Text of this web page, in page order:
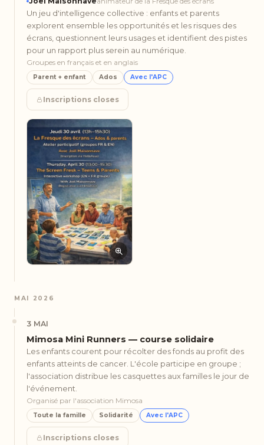
Un jeu d'intelligence collective : enfants et parents
explorent ensemble les opportunités et les risques des
écrans, questionnent leurs usages et identifient des pistes
pour un rapport plus serein au numérique.
Groupes en français et en anglais
Parent + enfant Ados Avec l'APC
Inscriptions closes
MAI 2026
3 MAI
Mimosa Mini Runners — course solidaire
Les enfants courent pour récolter des fonds au profit des
enfants atteints de cancer. L'école participe en groupe ;
l'association distribue les casquettes aux familles le jour de
l'événement.
Organisé par l'association Mimosa
Toute la famille Solidarité Avec l'APC
Inscriptions closes